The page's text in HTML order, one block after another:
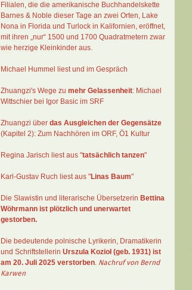
Filialen, die die amerikanische Buchhandelskette
Barnes & Noble dieser Tage an zwei Orten, Lake
Nona in Florida und Turlock in Kalifornien, eröffnet,
mit ihren „nur“ 1500 und 1700 Quadratmetern zwar
wie herzige Kleinkinder aus.
Michael Hummel liest und im Gespräch
Zhuangzi's Wege zu mehr Gelassenheit: Michael
Wittschier bei Igor Basic im SRF
Zhuangzi über das Ausgleichen der Gegensätze
(Kapitel 2): Zum Nachhören im ORF, Ö1 Kultur
Regina Jarisch liest aus "tatsächlich tanzen"
Karl-Gustav Ruch liest aus "Linas Baum"
Die Slawistin und literarische Übersetzerin Bettina
Wöhrmann ist plötzlich und unerwartet
gestorben.
Die bedeutende polnische Lyrikerin, Dramatikerin
und Schriftstellerin Urszula Kozioł (geb. 1931) ist
am 20. Juli 2025 verstorben. Nachruf von Bernd
Karwen